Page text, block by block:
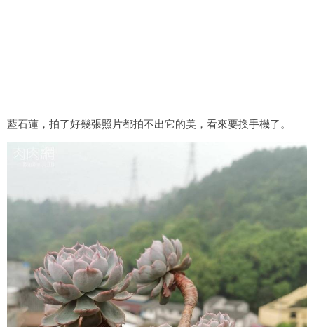
藍石蓮，拍了好幾張照片都拍不出它的美，看來要換手機了。